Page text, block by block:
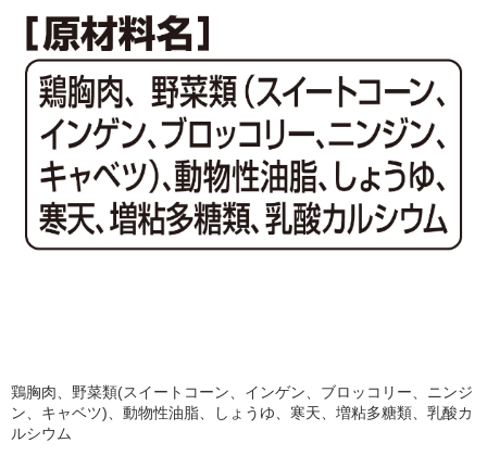
鶏胸肉、野菜類(スイートコーン、インゲン、ブロッコリー、ニンジ
ン、キャベツ)、動物性油脂、しょうゆ、寒天、増粘多糖類、乳酸カ
ルシウム